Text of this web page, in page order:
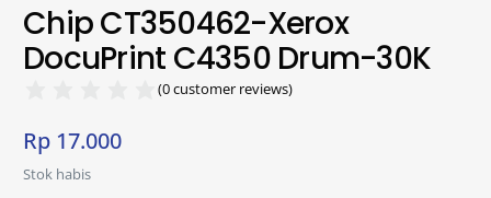
Chip CT350462-Xerox
DocuPrint C4350 Drum-30K
(0customer reviews)
Rp 17.000
Stok habis